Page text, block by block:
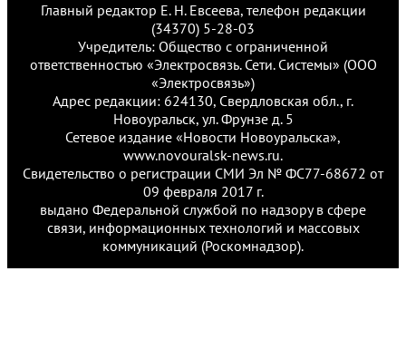
Главный редактор Е. Н. Евсеева, телефон редакции
(34370) 5-28-03
Учредитель: Общество с ограниченной
ответственностью «Электросвязь. Сети. Системы» (ООО
«Электросвязь»)
Адрес редакции: 624130, Свердловская обл., г.
Новоуральск, ул. Фрунзе д. 5
Сетевое издание «Новости Новоуральска»,
www.novouralsk-news.ru.
Свидетельство о регистрации СМИ Эл № ФС77-68672 от
09 февраля 2017 г.
выдано Федеральной службой по надзору в сфере
связи, информационных технологий и массовых
коммуникаций (Роскомнадзор).